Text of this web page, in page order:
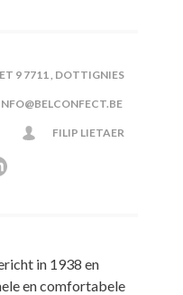
9 7711 , DOTTIGNIES
FILIP LIETAER
in 1938 en
en comfortabele